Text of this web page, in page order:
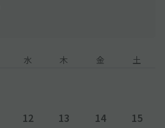
水 木 金 土
12 13 14 15